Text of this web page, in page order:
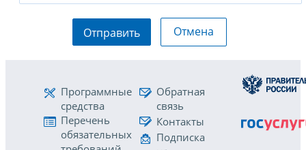
Отправить Отмена
Программные
средства
Перечень
обязательных
Обратная
связь
Контакты
Подписка